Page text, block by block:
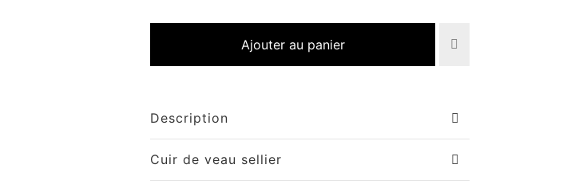
Ajouter au panier
Description
Cuir de veau sellier